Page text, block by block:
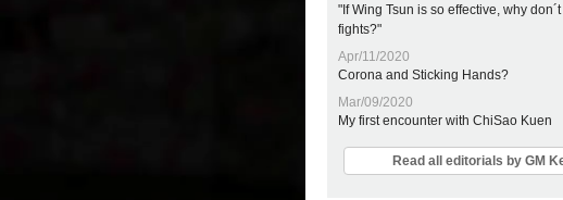
"If Wing Tsun is so effective, why
fights?"
Apr/11/2020
Corona and Sticking Hands?
Mar/09/2020
My first encounter with ChiSao Kuen
Read all editorials by GM